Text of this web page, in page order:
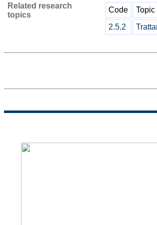
Related research
topics
Code
Topic
2.5.2